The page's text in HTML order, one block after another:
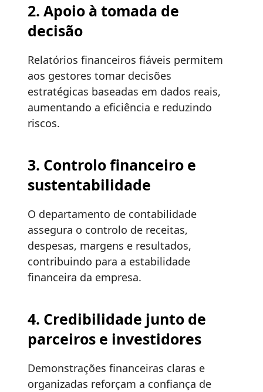
2. Apoio à tomada de
decisão
Relatórios financeiros fiáveis permitem
aos gestores tomar decisões
estratégicas baseadas em dados reais,
aumentando a eficiência e reduzindo
riscos.
3. Controlo financeiro e
sustentabilidade
O departamento de contabilidade
assegura o controlo de receitas,
despesas, margens e resultados,
contribuindo para a estabilidade
financeira da empresa.
4. Credibilidade junto de
parceiros e investidores
Demonstrações financeiras claras e
organizadas reforçam a confiança de